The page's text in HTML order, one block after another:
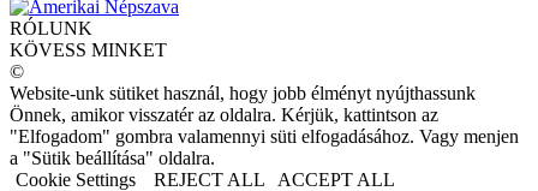
RÓLUNK
KÖVESS MINKET
©
Website-unk sütiket használ, hogy jobb élményt nyújthassunk
Önnek, amikor visszatér az oldalra. Kérjük, kattintson az
"Elfogadom" gombra valamennyi süti elfogadásához. Vagy menjen
a "Sütik beállítása" oldalra.
Cookie Settings
REJECT ALL ACCEPT ALL